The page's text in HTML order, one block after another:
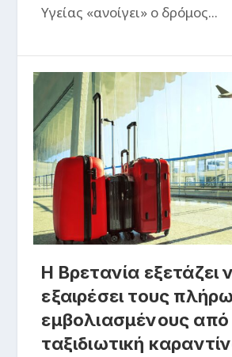
Υγείας «ανοίγει» ο δρόμος...
Η Βρετανία εξετάζει
εξαιρέσει τους
εμβολιασμένους από
ταξιδιωτική